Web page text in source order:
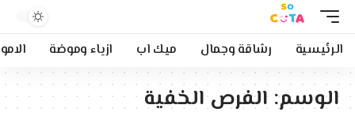
الرئيسية رشاقة وجمال ميك اب ازياء وموضة
الوسم: الفرص الخفية